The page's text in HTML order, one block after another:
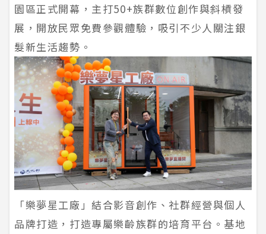
園區正式開幕，主打50+族群數位創作與斜槓發
展，開放民眾免費參觀體驗，吸引不少人關注銀
髮新生活趨勢。
「樂夢星工廠」結合影音創作、社群經營與個人
品牌打造，打造專屬樂齡族群的培育平台。基地